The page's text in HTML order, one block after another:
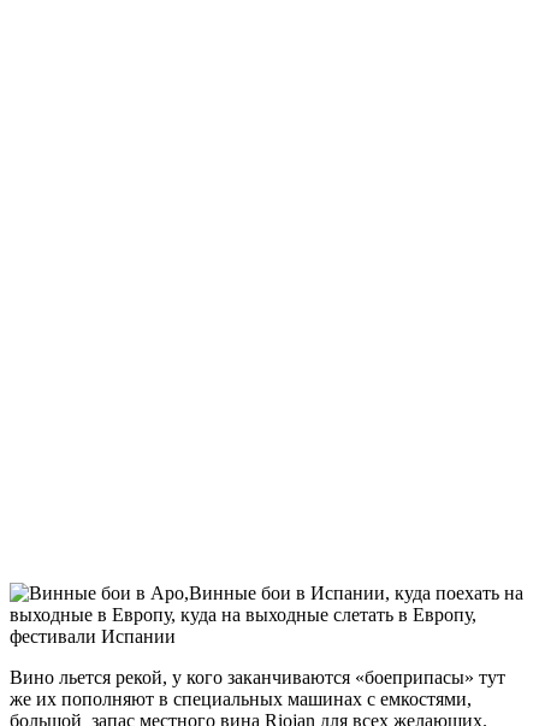
Вино льется рекой, у кого заканчиваются «боеприпасы» тут
же их пополняют в специальных машинах с емкостями,
большой запас местного вина Riojan для всех желающих.